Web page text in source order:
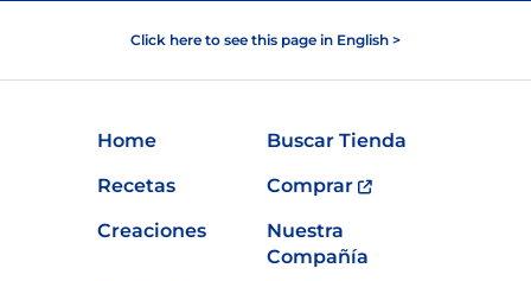
Click here to see this page in English >
Home
Buscar Tienda
Recetas
Comprar
Creaciones
Nuestra
Compañía